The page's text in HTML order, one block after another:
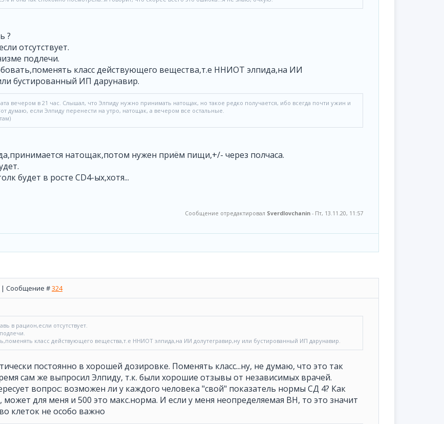
?
отсутствует.
подлечи.
класс действующего вещества,т.е ННИОТ элпида,на ИИ
бустированный ИП дарунавир.
вечером в 21 час. Слышал, что Элпиду нужно принимать натощак, но такое редко получается, ибо всегда почти ужин и
думаю, если Элпиду перенести на утро, натощак, а вечером все остальные.
натощак,потом нужен приём пищи,+/- через полчаса.
будет в росте CD4-ых,хотя...
Сообщение отредактировал Sverdlovchanin - Пт, 13.11.20, 11:57
| Сообщение #324
в рацион,если отсутствует.
класс действующего вещества,т.е ННИОТ элпида,на ИИ долутегравир,ну или бустированный ИП дарунавир.
постоянно в хорошей дозировке. Поменять класс...ну, не думаю, что это так
сам же выпросил Элпиду, т.к. были хорошие отзывы от независимых врачей.
вопрос: возможен ли у каждого человека "свой" показатель нормы СД 4? Как
для меня и 500 это макс.норма. И если у меня неопределяемая ВН, то это значит
клеток не особо важно